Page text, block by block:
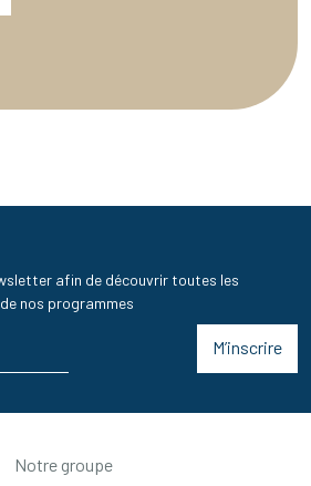
afin de découvrir toutes les
nos programmes
M’inscrire
Notre groupe